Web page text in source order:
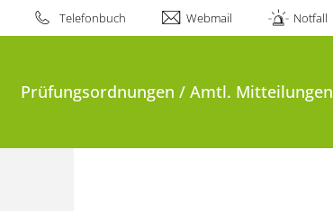
Telefonbuch Webmail Notfall
Prüfungsordnungen / Amtl. Mitteilungen